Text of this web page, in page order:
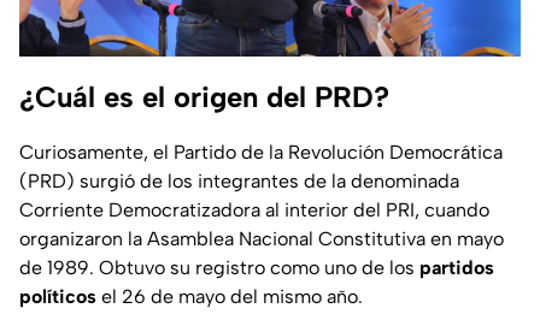
¿Cuál es el origen del PRD?
Curiosamente, el Partido de la Revolución Democrática
(PRD) surgió de los integrantes de la denominada
Corriente Democratizadora al interior del PRI, cuando
organizaron la Asamblea Nacional Constitutiva en mayo
de 1989. Obtuvo su registro como uno de los partidos
políticos el 26 de mayo del mismo año.